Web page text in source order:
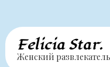
ПерейтиFelicia Star.
Женский